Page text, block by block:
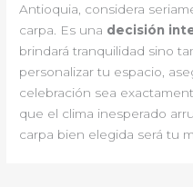
Antioquia, considera
carpa. Es una decisión
brindará tranquilidad sino
personalizar tu espacio,
celebración sea
que el clima inesperado
carpa bien elegida será tu